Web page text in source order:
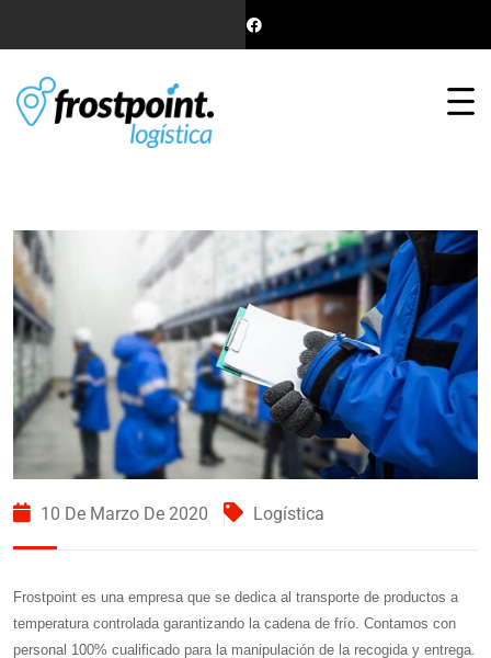
10 De Marzo De 2020 Logística
Frostpoint es una empresa que se dedica al transporte de productos a
temperatura controlada garantizando la cadena de frío. Contamos con
personal 100% cualificado para la manipulación de la recogida y entrega.